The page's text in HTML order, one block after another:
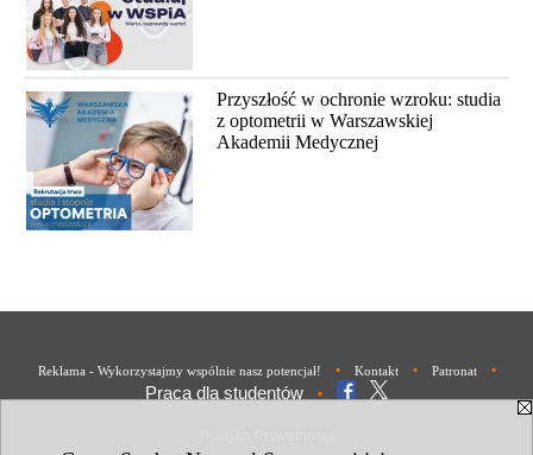
Przyszłość w ochronie wzroku: studia
z optometrii w Warszawskiej
Akademii Medycznej
Reklama - Wykorzystajmy wspólnie nasz potencjał! • Kontakt • Patronat •
Praca dla studentów •